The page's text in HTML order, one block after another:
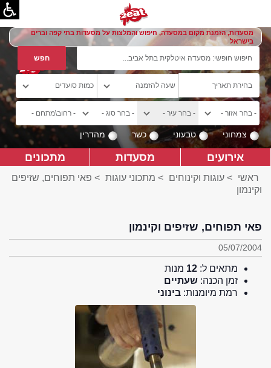
מסעדות, הזמנת מקום במסעדה, חיפוש והמלצות על מסעדות בתי קפה וברים
בישראל
צמחוני טבעוני כשר מהדרין
אירועים מסעדות מתכונים
ראשי > עוגות וקינוחים > מתכוני עוגות > פאי תפוחים, שזיפים
וקינמון
פאי תפוחים, שזיפים וקינמון
05/07/2004
מתאים ל: 12 מנות
זמן הכנה: שעתיים
רמת מיומנות: בינוני